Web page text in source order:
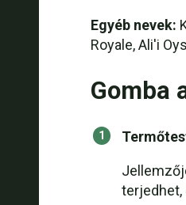
Recept:
Recept: A
Recept:
Recept: A
Recept:
Recept: A
Egyéb nevek:
Royale, Ali'i
Gomba
terjedhet,